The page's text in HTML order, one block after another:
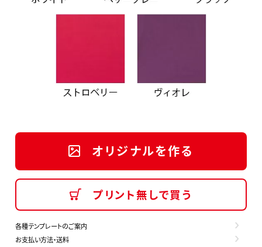
オリジナルを作る
プリント無しで買う
各種テンプレートのご案内
お支払い方法・送料